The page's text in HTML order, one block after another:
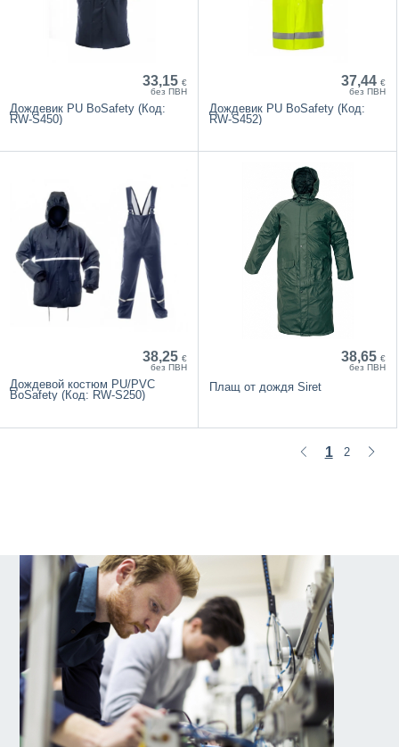
33,15 €
без ПВН
Дождевик PU BoSafety (Код:
RW-S450)
37,44 €
без ПВН
Дождевик PU BoSafety (Код:
RW-S452)
38,25 €
без ПВН
Дождевой костюм PU/PVC
BoSafety (Код: RW-S250)
38,65 €
без ПВН
Плащ от дождя Siret
1 2